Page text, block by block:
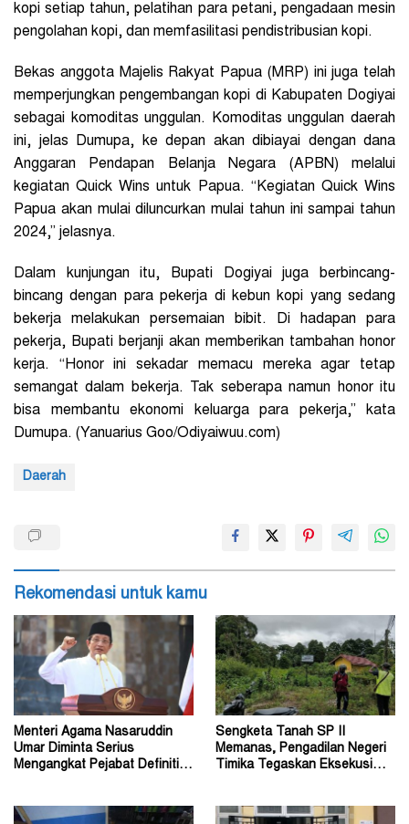
kopi setiap tahun, pelatihan para petani, pengadaan mesin
pengolahan kopi, dan memfasilitasi pendistribusian kopi.
Bekas anggota Majelis Rakyat Papua (MRP) ini juga telah
memperjungkan pengembangan kopi di Kabupaten Dogiyai
sebagai komoditas unggulan. Komoditas unggulan daerah
ini, jelas Dumupa, ke depan akan dibiayai dengan dana
Anggaran Pendapan Belanja Negara (APBN) melalui
kegiatan Quick Wins untuk Papua. “Kegiatan Quick Wins
Papua akan mulai diluncurkan mulai tahun ini sampai tahun
2024,” jelasnya.
Dalam kunjungan itu, Bupati Dogiyai juga berbincang-
bincang dengan para pekerja di kebun kopi yang sedang
bekerja melakukan persemaian bibit. Di hadapan para
pekerja, Bupati berjanji akan memberikan tambahan honor
kerja. “Honor ini sekadar memacu mereka agar tetap
semangat dalam bekerja. Tak seberapa namun honor itu
bisa membantu ekonomi keluarga para pekerja,” kata
Dumupa. (Yanuarius Goo/Odiyaiwuu.com)
Daerah
Rekomendasi untuk kamu
Menteri Agama Nasaruddin
Umar Diminta Serius
Mengangkat Pejabat Definitif
Sengketa Tanah SP II
Memanas, Pengadilan Negeri
Timika Tegaskan Eksekusi